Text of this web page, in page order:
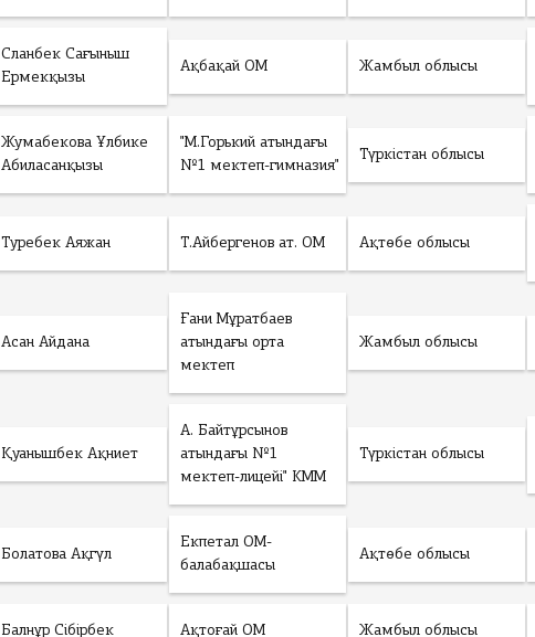
Сланбек Сағыныш
Ермекқызы
Ақбақай ОМ Жамбыл облысы
Жумабекова Ұлбике
Абиласанқызы
"М.Горький атындағы
№1 мектеп-гимназия"
Түркістан облысы
Туребек Аяжан Т.Айбергенов ат. ОМ Ақтөбе облысы
Асан Айдана
Ғани Мұратбаев
атындағы орта
мектеп
Жамбыл облысы
Қуанышбек Ақниет
А. Байтұрсынов
атындағы №1
мектеп-лицейі" КММ
Түркістан облысы
Болатова Ақгүл
Екпетал ОМ-
балабақшасы
Ақтөбе облысы
Балнұр Сібірбек Ақтоғай ОМ Жамбыл облысы